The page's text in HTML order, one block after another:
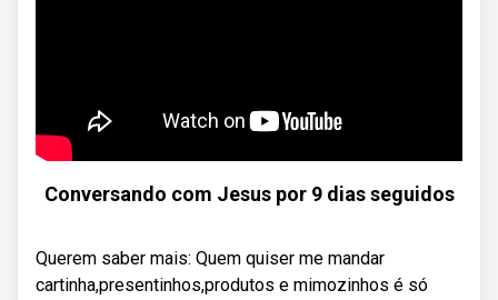
Conversando com Jesus por 9 dias seguidos
Querem saber mais: Quem quiser me mandar
cartinha,presentinhos,produtos e mimozinhos é só